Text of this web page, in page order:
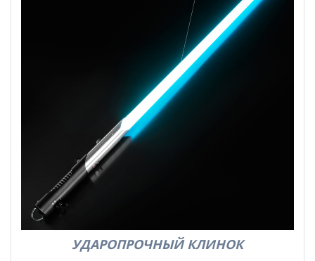
УДАРОПРОЧНЫЙ КЛИНОК